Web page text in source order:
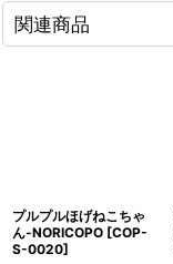
関連商品
プルプルほげねこちゃ
ん-NORICOPO [COP-
S-0020]